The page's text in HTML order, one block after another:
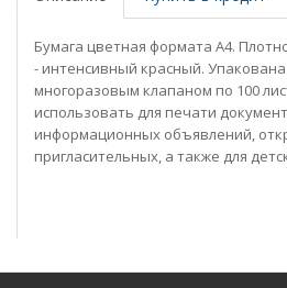
Бумага цветная формата А4.
- интенсивный красный.
многоразовым клапаном по 100
использовать для печати
информационных объявлений,
пригласительных, а также для